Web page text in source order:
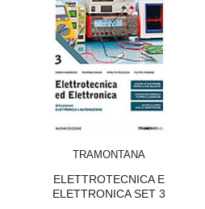
TRAMONTANA
ELETTROTECNICA E
ELETTRONICA SET 3